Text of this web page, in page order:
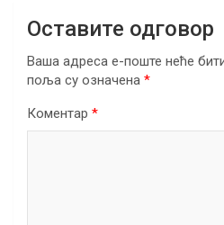
Оставите одговор
Ваша адреса е-поште неће
поља су означена *
Коментар *